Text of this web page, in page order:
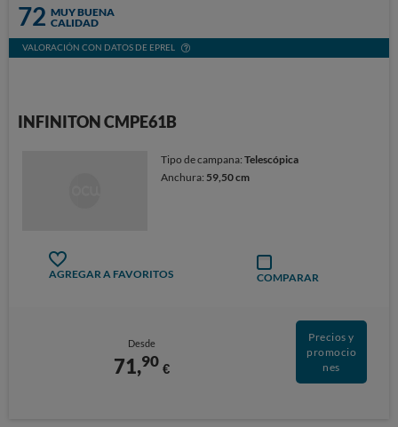
72 MUY BUENA
CALIDAD
VALORACIÓN CON DATOS DE EPREL
INFINITON CMPE61B
Tipo de campana:Telescópica
Anchura: 59,50 cm
AGREGAR A FAVORITOS COMPARAR
Desde
71,90 €
Precios y
promocio
nes